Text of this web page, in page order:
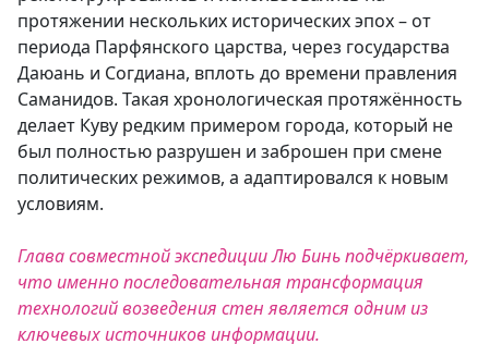
протяжении нескольких исторических эпох – от
периода Парфянского царства, через государства
Даюань и Согдиана, вплоть до времени правления
Саманидов. Такая хронологическая протяжённость
делает Куву редким примером города, который не
был полностью разрушен и заброшен при смене
политических режимов, а адаптировался к новым
условиям.
Глава совместной экспедиции Лю Бинь подчёркивает,
что именно последовательная трансформация
технологий возведения стен является одним из
ключевых источников информации.